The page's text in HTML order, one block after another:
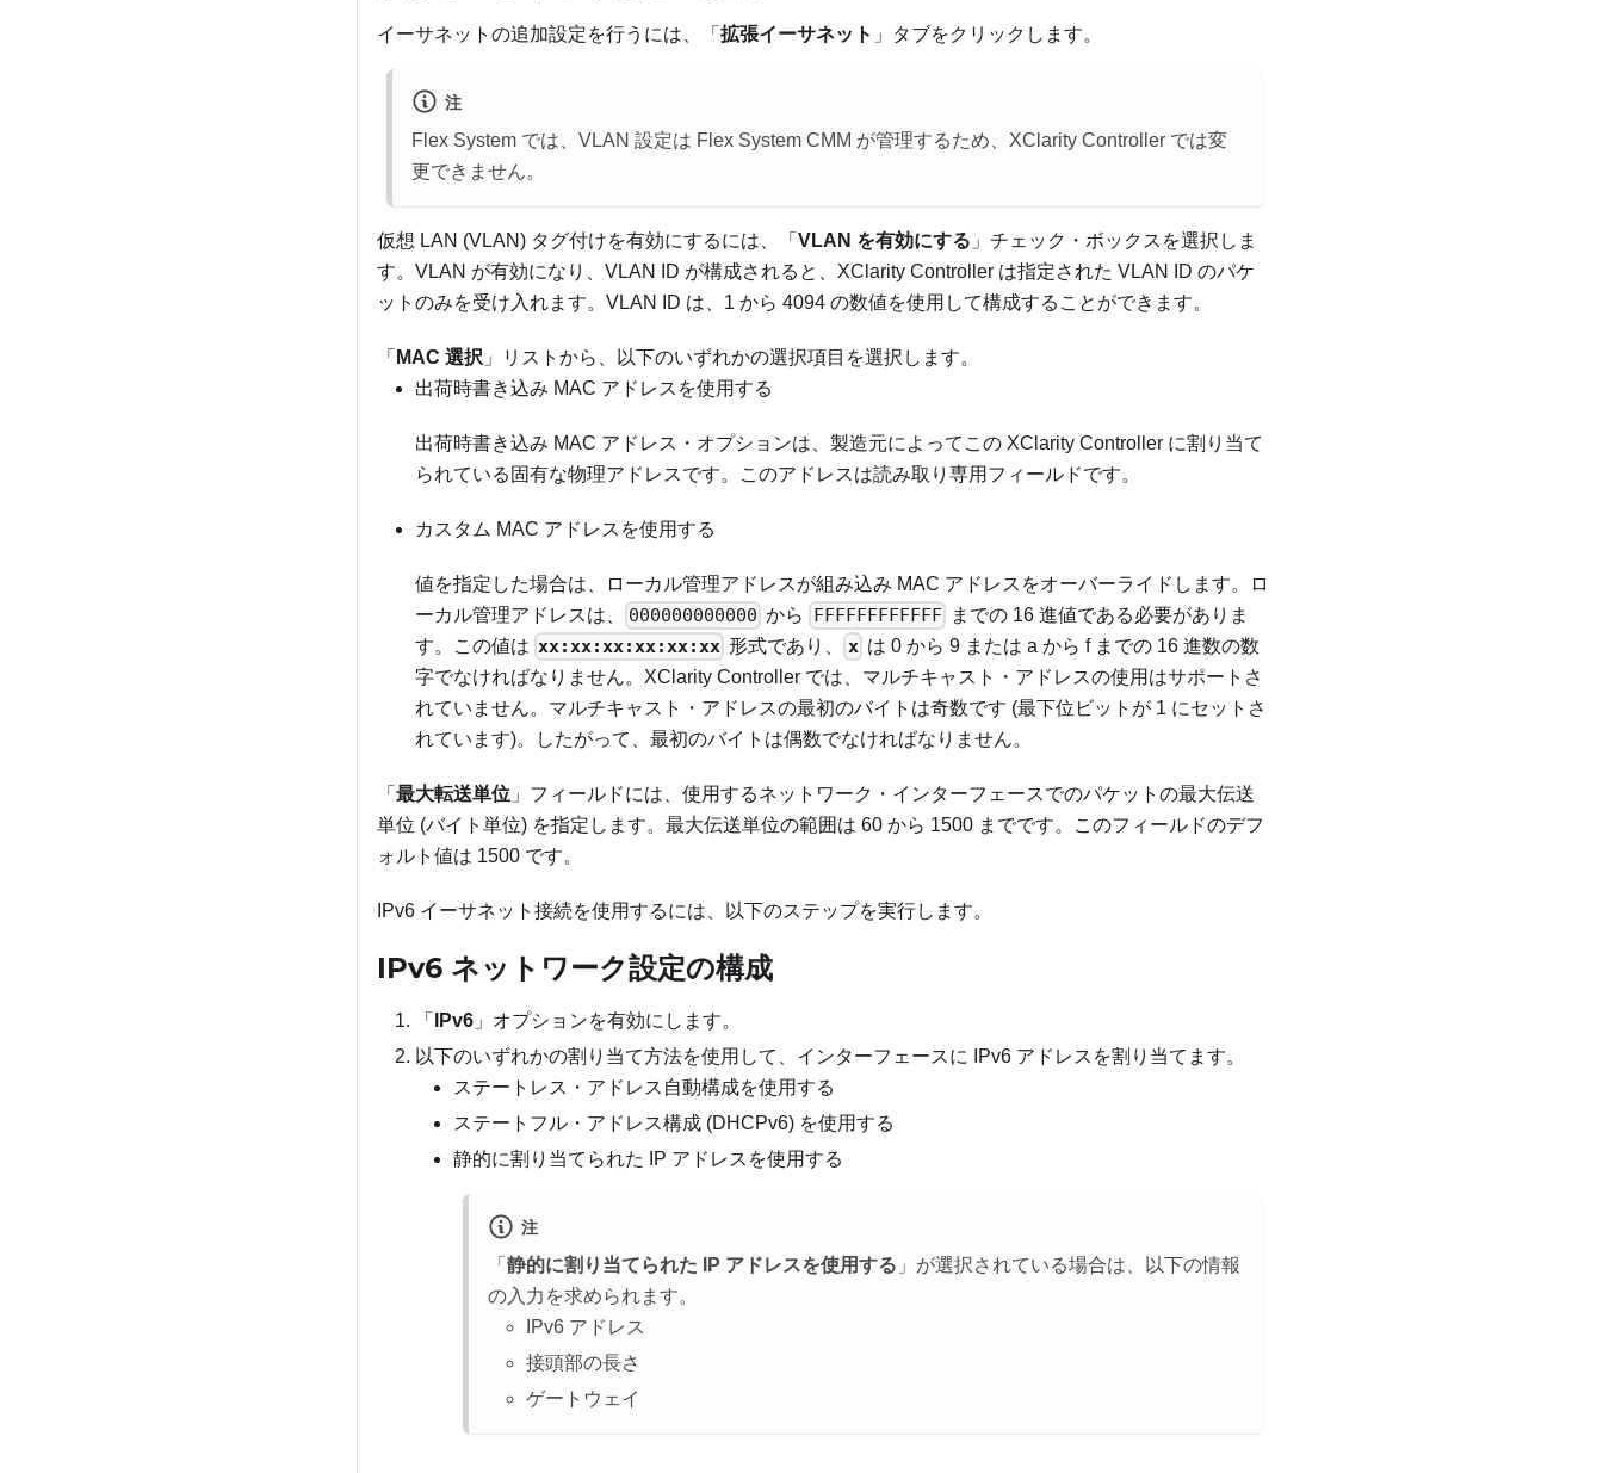
イーサネットの追加設定を行うには、「 拡張イーサネット 」タブをクリックします。
注
Flex System では、VLAN 設定は Flex System CMM が管理するため、XClarity Controller では変
更できません。
仮想 LAN (VLAN) タグ付けを有効にするには、「 VLAN を有効にする 」チェック・ボックスを選択しま
す。VLAN が有効になり、VLAN ID が構成されると、XClarity Controller は指定された VLAN ID のパケ
ットのみを受け入れます。VLAN ID は、1 から 4094 の数値を使用して構成することができます。
「 MAC 選択 」リストから、以下のいずれかの選択項目を選択します。
出荷時書き込み MAC アドレスを使用する
出荷時書き込み MAC アドレス・オプションは、製造元によってこの XClarity Controller に割り当て
られている固有な物理アドレスです。このアドレスは読み取り専用フィールドです。
カスタム MAC アドレスを使用する
値を指定した場合は、ローカル管理アドレスが組み込み MAC アドレスをオーバーライドします。ロ
ーカル管理アドレスは、
000000000000 から FFFFFFFFFFFF
までの 16 進値である必要がありま
す。この値は xx:xx:xx:xx:xx:xx 形式であり、 x は 0 から 9 または a から f までの 16 進数の数
字でなければなりません。XClarity Controller では、マルチキャスト・アドレスの使用はサポートさ
れていません。マルチキャスト・アドレスの最初のバイトは奇数です (最下位ビットが 1 にセットさ
れています)。したがって、最初のバイトは偶数でなければなりません。
「 最大転送単位 」フィールドには、使用するネットワーク・インターフェースでのパケットの最大伝送
単位 (バイト単位) を指定します。最大伝送単位の範囲は 60 から 1500 までです。このフィールドのデフ
ォルト値は 1500 です。
IPv6 イーサネット接続を使用するには、以下のステップを実行します。
IPv6 ネットワーク設定の構成
「 IPv6 」オプションを有効にします。
以下のいずれかの割り当て方法を使用して、インターフェースに IPv6 アドレスを割り当てます。
ステートレス・アドレス自動構成を使用する
ステートフル・アドレス構成 (DHCPv6) を使用する
静的に割り当てられた IP アドレスを使用する
注
「 静的に割り当てられた IP アドレスを使用する 」が選択されている場合は、以下の情報
の入力を求められます。
IPv6 アドレス
接頭部の長さ
ゲートウェイ